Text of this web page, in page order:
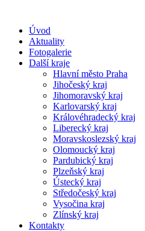
Úvod
Aktuality
Fotogalerie
Další kraje
Hlavní město Praha
Jihočeský kraj
Jihomoravský kraj
Karlovarský kraj
Královéhradecký kraj
Liberecký kraj
Moravskoslezský kraj
Olomoucký kraj
Pardubický kraj
Plzeňský kraj
Ústecký kraj
Středočeský kraj
Vysočina kraj
Zlínský kraj
Kontakty